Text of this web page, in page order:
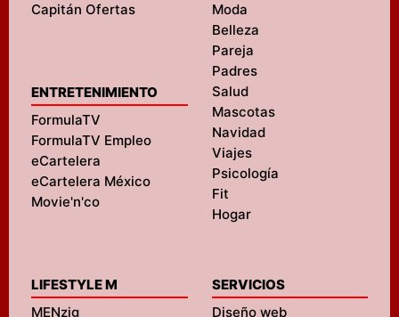
Capitán Ofertas
ENTRETENIMIENTO
FormulaTV
FormulaTV Empleo
eCartelera
eCartelera México
Movie'n'co
Moda
Belleza
Pareja
Padres
Salud
Mascotas
Navidad
Viajes
Psicología
Fit
Hogar
LIFESTYLE M
MENzig
SERVICIOS
Diseño web